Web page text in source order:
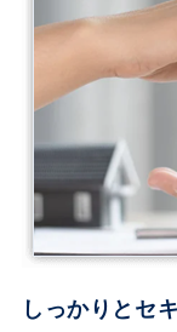
しっかりとセ